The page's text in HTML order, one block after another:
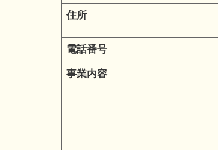
住所
電話番号
事業内容